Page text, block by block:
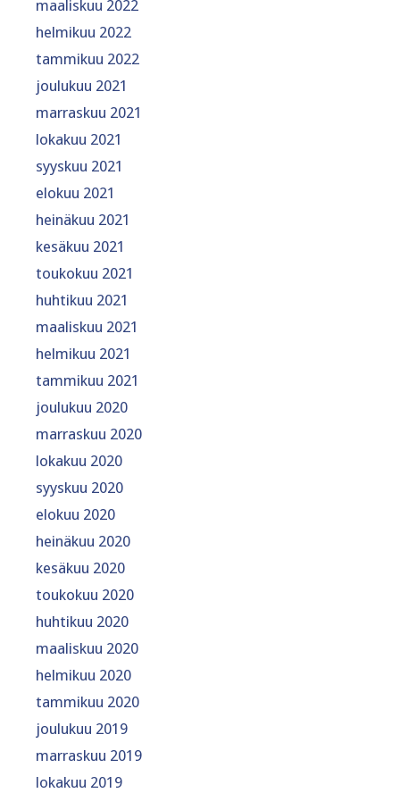
maaliskuu 2022
helmikuu 2022
tammikuu 2022
joulukuu 2021
marraskuu 2021
lokakuu 2021
syyskuu 2021
elokuu 2021
heinäkuu 2021
kesäkuu 2021
toukokuu 2021
huhtikuu 2021
maaliskuu 2021
helmikuu 2021
tammikuu 2021
joulukuu 2020
marraskuu 2020
lokakuu 2020
syyskuu 2020
elokuu 2020
heinäkuu 2020
kesäkuu 2020
toukokuu 2020
huhtikuu 2020
maaliskuu 2020
helmikuu 2020
tammikuu 2020
joulukuu 2019
marraskuu 2019
lokakuu 2019